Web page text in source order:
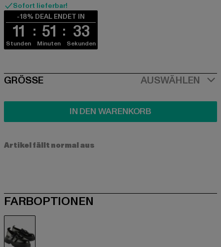
Sofort lieferbar!
-18% DEAL ENDET IN
11
Stunden
51
Minuten
33
Sekunden
SIZE
GRÖSSE AUSWÄHLEN
IN DEN WARENKORB
Artikel fällt normal aus
FARBOPTIONEN